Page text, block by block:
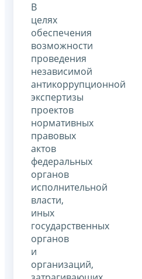
В
целях
обеспечения
возможности
проведения
независимой
антикоррупционной
экспертизы
проектов
нормативных
правовых
актов
федеральных
органов
исполнительной
власти,
иных
государственных
органов
и
организаций,